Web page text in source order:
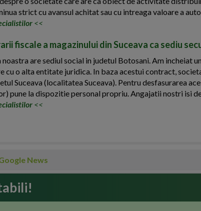
strict cu avansul achitat sau cu intreaga valoare a
<<
fiscale a magazinului din Suceava ca sediu
noastra are sediul social in judetul Botosani. Am incheiat
cu o alta entitate juridica. In baza acestui contract,
Suceava (localitatea Suceava). Pentru desfasurarea
pune la dispozitie personal propriu. Angajatii nostri isi
<<
News